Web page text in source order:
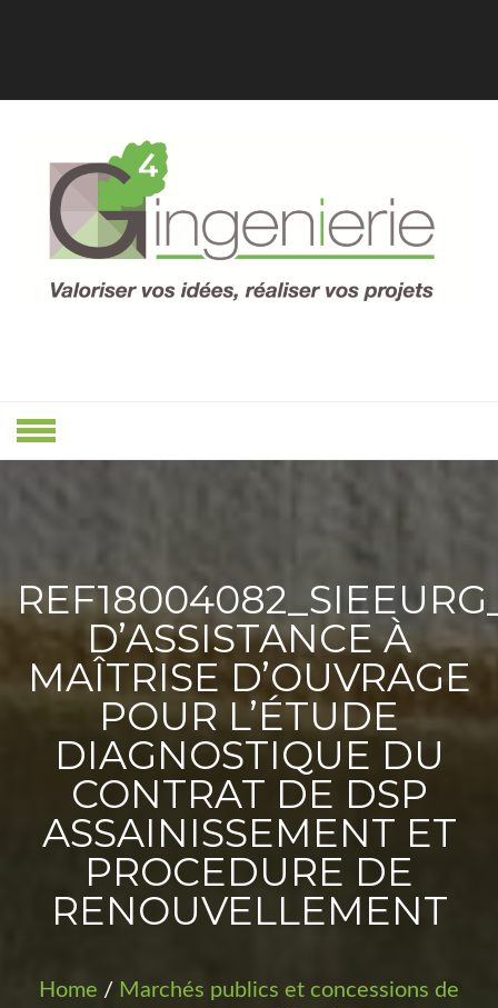
VOS
PROJETS
D’ASSISTANCE À
MAÎTRISE D’OUVRAGE
POUR L’ÉTUDE
DIAGNOSTIQUE DU
CONTRAT DE DSP
ASSAINISSEMENT ET
PROCEDURE DE
RENOUVELLEMENT
Home / Marchés publics et concessions de